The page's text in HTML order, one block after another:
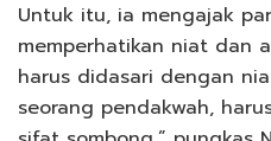
Untuk itu, ia mengajak
memperhatikan niat dan
harus didasari dengan
seorang pendakwah,